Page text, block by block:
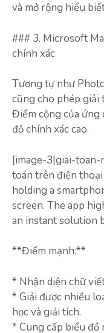
và mở rộng hiểu
### 3. Microsoft
chính xác
Tương tự như
cũng cho phép giải
Điểm cộng của ứng
độ chính xác cao.
[image-3|giai-
toán trên điện
holding a
screen. The app
an instant solution
**Điểm mạnh:**
* Nhận diện chữ
* Giải được nhiều
học và giải tích.
* Cung cấp biểu đồ